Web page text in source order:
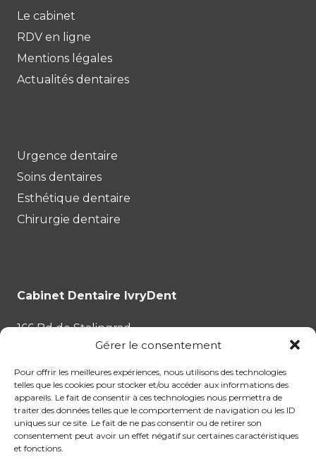
Gérer le consentement
Pour offrir les meilleures expériences, nous utilisons des technologies
telles que les cookies pour stocker et/ou accéder aux informations des
appareils. Le fait de consentir à ces technologies nous permettra de
traiter des données telles que le comportement de navigation ou les ID
uniques sur ce site. Le fait de ne pas consentir ou de retirer son
consentement peut avoir un effet négatif sur certaines caractéristiques
et fonctions.
Le cabinet
RDV en ligne
Mentions légales
Actualités dentaires
Urgence dentaire
Soins dentaires
Esthétique dentaire
Chirurgie dentaire
Cabinet Dentaire IvryDent
166 Bd de Stalingrad
94200 Ivry-sur-Seine
Tél :01.87.53.35.43
Chirurgie dentaire